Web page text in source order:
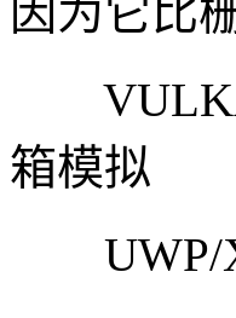
因为它比
箱模拟
UWP/